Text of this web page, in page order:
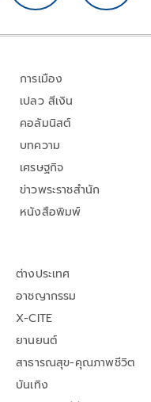
การเมือง
เปลว สีเงิน
คอลัมนิสต์
บทความ
เศรษฐกิจ
ข่าวพระราชสำนัก
หนังสือพิมพ์
ต่างประเทศ
อาชญากรรม
X-CITE
ยานยนต์
สาธารณสุข-คุณภาพชีวิต
บันเทิง